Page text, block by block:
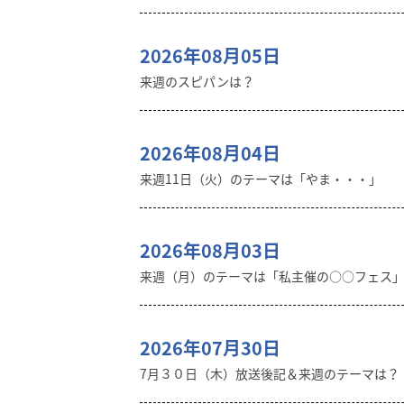
2026年08月05日
来週のスピパンは？
2026年08月04日
来週11日（火）のテーマは「やま・・・」
2026年08月03日
来週（月）のテーマは「私主催の○○フェス」
2026年07月30日
7月３０日（木）放送後記＆来週のテーマは？